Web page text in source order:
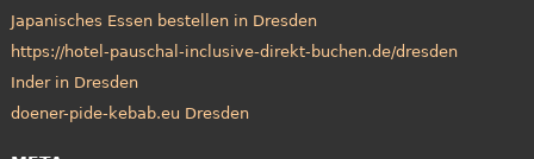
Japanisches Essen bestellen in Dresden
https://hotel-pauschal-inclusive-direkt-buchen.de/dresden
Inder in Dresden
doener-pide-kebab.eu Dresden